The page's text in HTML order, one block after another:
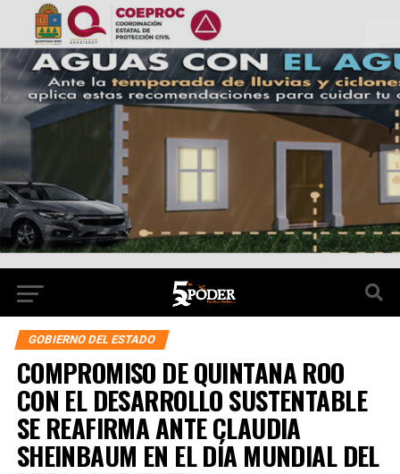
GOBIERNO DEL ESTADO
COMPROMISO DE QUINTANA ROO
CON EL DESARROLLO SUSTENTABLE
SE REAFIRMA ANTE CLAUDIA
SHEINBAUM EN EL DÍA MUNDIAL DEL